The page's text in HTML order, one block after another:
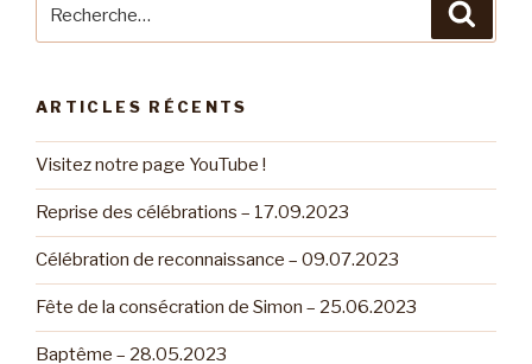
pour
ARTICLES RÉCENTS
Visitez notre page YouTube !
Reprise des célébrations – 17.09.2023
Célébration de reconnaissance – 09.07.2023
Fête de la consécration de Simon – 25.06.2023
Baptême – 28.05.2023